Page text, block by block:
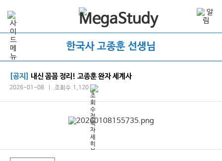
한국사 고종훈 선생님
[공지] 내신 꼼꼼 정리! 고종훈 완자 세계사
2026-01-08 | 조회수 1,120